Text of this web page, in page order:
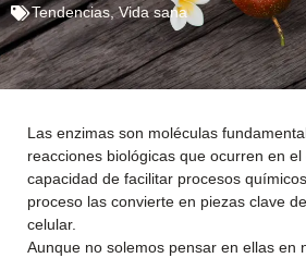
Tendencias,Vida sana
Las enzimas son moléculas
reacciones biológicas que ocurren en
capacidad de facilitar procesos
proceso las convierte en piezas clave
celular.
Aunque no solemos pensar en ellas en